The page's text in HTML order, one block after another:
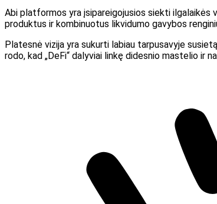
Abi platformos yra įsipareigojusios siekti ilgalaikės
produktus ir kombinuotus likvidumo gavybos
Platesnė vizija yra sukurti labiau tarpusavyje
rodo, kad „DeFi“ dalyviai linkę didesnio mastelio ir